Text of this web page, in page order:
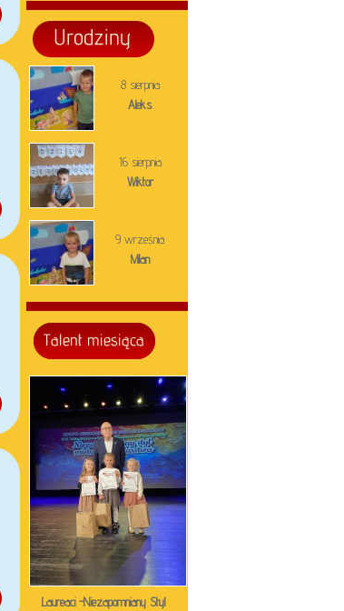
8 sierpnia
Aleks
16 sierpnia
Wiktor
9 września
Milan
Laureaci -Niezapomniany Styl